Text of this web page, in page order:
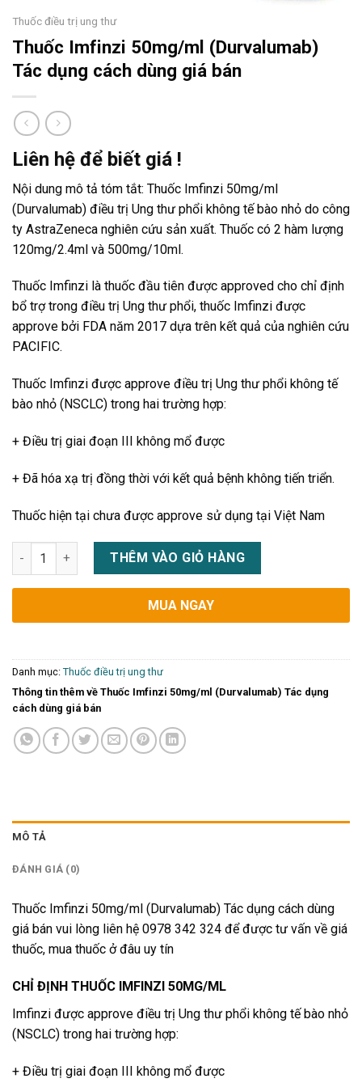
Thuốc điều trị ung thư
Thuốc Imfinzi 50mg/ml (Durvalumab)
Tác dụng cách dùng giá bán
Liên hệ để biết giá !
Nội dung mô tả tóm tắt: Thuốc Imfinzi 50mg/ml
(Durvalumab) điều trị Ung thư phổi không tế bào nhỏ do công
ty AstraZeneca nghiên cứu sản xuất. Thuốc có 2 hàm lượng
120mg/2.4ml và 500mg/10ml.
Thuốc Imfinzi là thuốc đầu tiên được approved cho chỉ định
bổ trợ trong điều trị Ung thư phổi, thuốc Imfinzi được
approve bởi FDA năm 2017 dựa trên kết quả của nghiên cứu
PACIFIC.
Thuốc Imfinzi được approve điều trị Ung thư phổi không tế
bào nhỏ (NSCLC) trong hai trường hợp:
+ Điều trị giai đoạn III không mổ được
+ Đã hóa xạ trị đồng thời với kết quả bệnh không tiến triển.
Thuốc hiện tại chưa được approve sử dụng tại Việt Nam
Thuốc Imfinzi 50mg/ml (Durvalumab) Tác dụng cách dùng giá
THÊM VÀO GIỎ HÀNG
MUA NGAY
Danh mục: Thuốc điều trị ung thư
Thông tin thêm về Thuốc Imfinzi 50mg/ml (Durvalumab) Tác dụng
cách dùng giá bán
MÔ TẢ
ĐÁNH GIÁ (0)
Thuốc Imfinzi 50mg/ml (Durvalumab) Tác dụng cách dùng
giá bán vui lòng liên hệ 0978 342 324 để được tư vấn về giá
thuốc, mua thuốc ở đâu uy tín
CHỈ ĐỊNH THUỐC IMFINZI 50MG/ML
Imfinzi được approve điều trị Ung thư phổi không tế bào nhỏ
(NSCLC) trong hai trường hợp:
+ Điều trị giai đoạn III không mổ được